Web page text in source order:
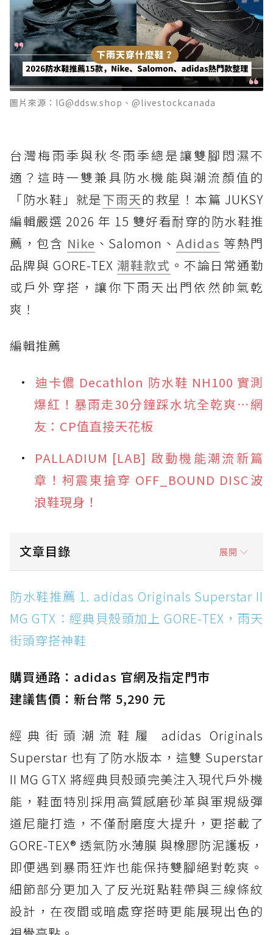
圖片來源：IG@ddsw.shop、@livestockcanada
台灣梅雨季與秋冬雨季總是讓雙腳悶濕不
適？這時一雙兼具防水機能與潮流顏值的
「防水鞋」就是下雨天的救星！本篇 JUKSY
編輯嚴選 2026 年 15 雙好看耐穿的防水鞋推
薦，包含 Nike 、Salomon、Adidas 等熱門
品牌與 GORE-TEX 潮鞋款式 。不論日常通勤
或戶外穿搭，讓你下雨天出門依然帥氣乾
爽！
編輯推薦
迪卡儂 Decathlon 防水鞋 NH100 實測
爆紅！暴雨走30分鐘踩水坑全乾爽⋯網
友：CP值直接天花板
PALLADIUM [LAB] 啟動機能潮流新篇
章！柯震東搶穿 OFF_BOUND DISC波
浪鞋現身！
文章目錄 展開
防水鞋推薦 1. adidas Originals Superstar II
MG GTX：經典貝殼頭加上 GORE-TEX，雨天街
頭穿搭神鞋
防水鞋推薦 2. New Balance Hierro v9 GORE-
防水鞋推薦 3. Nike Dunk Low GORE-TEX：
經典 Dunk 輪廓加上防水科技，雨天穿搭帥度不
打折
防水鞋推薦 4. ASICS TRABUCO 14 GTX：搭
載 GORE-TEX 隱形貼合科技，全方位防水神鞋
防水鞋推薦 5. Salomon XT-6 GORE-TEX：潮
人必備山系鞋王！防滑、防水與街頭顏值一次攻
頂
防水鞋推薦 6. HOKA Stinson Evo GTX：越野
復刻厚底，GORE-TEX 防水與增高神器一次滿
黃靴同級頂級防水，輕量化工裝健走鞋雨天必備
防水鞋推薦 7. Timberland Motion Access：
防水鞋推薦 1. adidas Originals Superstar II
MG GTX：經典貝殼頭加上 GORE-TEX，雨天
街頭穿搭神鞋
購買通路：adidas 官網及指定門市
建議售價：新台幣 5,290 元
經典街頭潮流鞋履 adidas Originals
Superstar 也有了防水版本，這雙 Superstar
II MG GTX 將經典貝殼頭完美注入現代戶外機
能，鞋面特別採用高質感磨砂革與軍規級彈
道尼龍打造，不僅耐磨度大提升，更搭載了
GORE-TEX® 透氣防水薄膜 與橡膠防泥護板，
即便遇到暴雨狂炸也能保持雙腳絕對乾爽。
細節部分更加入了反光斑點鞋帶與三線條紋
設計，在夜間或暗處穿搭時更能展現出色的